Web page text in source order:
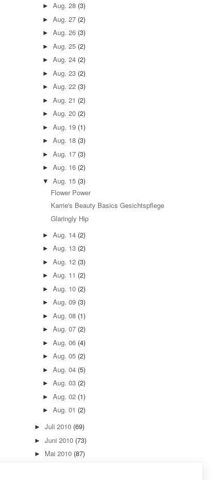
► Aug. 28 (3)
► Aug. 27 (2)
► Aug. 26 (3)
► Aug. 25 (2)
► Aug. 24 (2)
► Aug. 23 (2)
► Aug. 22 (3)
► Aug. 21 (2)
► Aug. 20 (2)
► Aug. 19 (1)
► Aug. 18 (3)
► Aug. 17 (3)
► Aug. 16 (2)
▼ Aug. 15 (3)
Flower Power
Karrie's Beauty Basics Gesichtspflege
Glaringly Hip
► Aug. 14 (2)
► Aug. 13 (2)
► Aug. 12 (3)
► Aug. 11 (2)
► Aug. 10 (2)
► Aug. 09 (3)
► Aug. 08 (1)
► Aug. 07 (2)
► Aug. 06 (4)
► Aug. 05 (2)
► Aug. 04 (5)
► Aug. 03 (2)
► Aug. 02 (1)
► Aug. 01 (2)
►Juli 2010 (69)
►Juni 2010 (73)
► Mai 2010 (87)